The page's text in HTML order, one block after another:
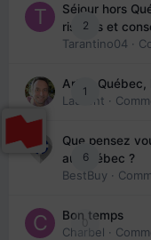
2
Séjour hors
risques et
Tarantino04 ·
1
Arte : Québec,
Laurent ·
6
Que pensez
au Québec ?
BestBuy ·
0
Bon temps
Charbel ·